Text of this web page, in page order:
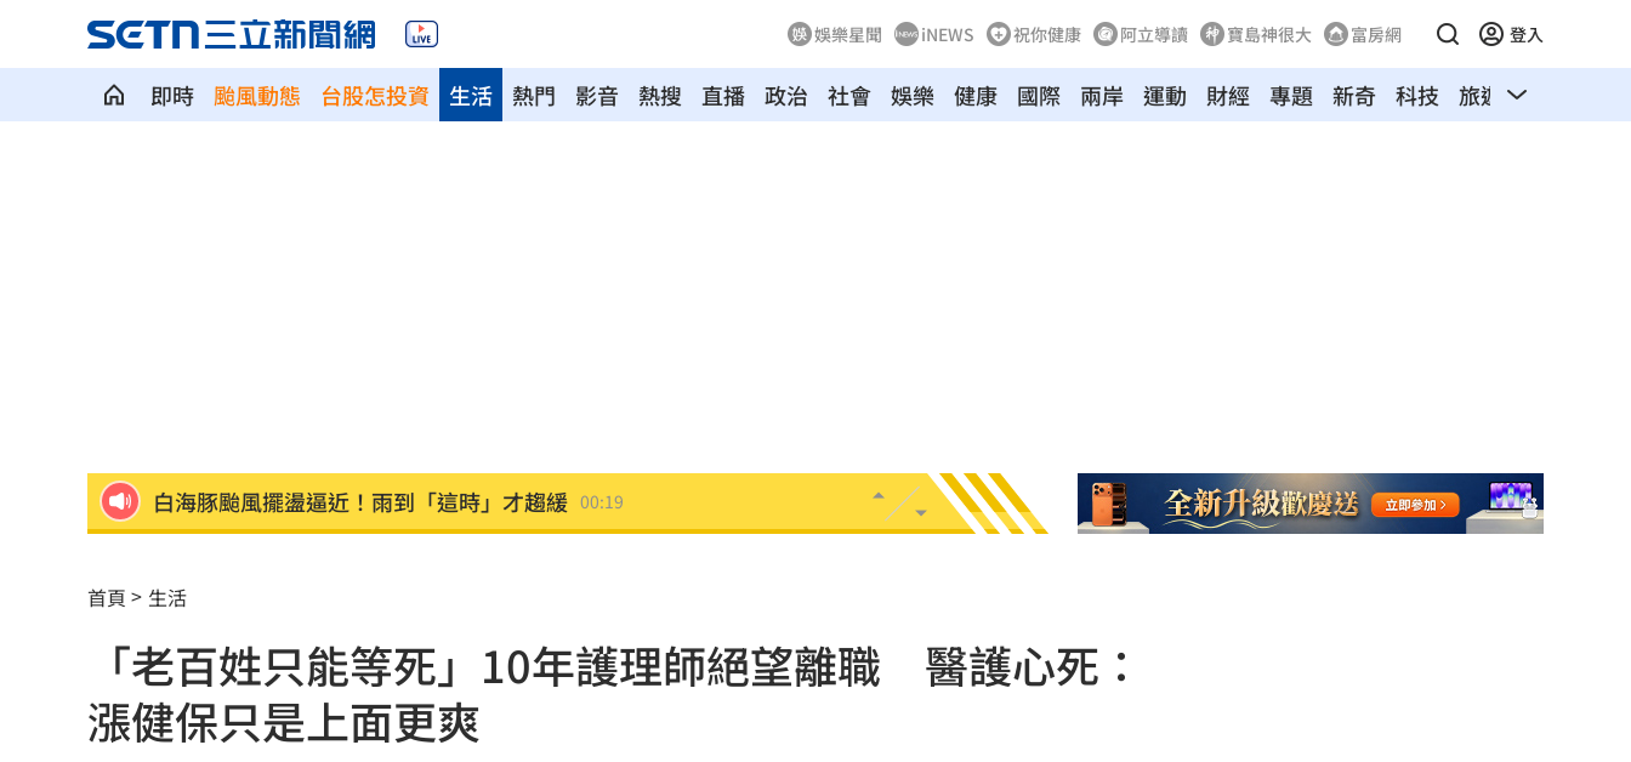
娛樂星聞 iNEWS 祝你健康 阿立導讀 寶島神很大 富房網 登入
即時 颱風動態 台股怎投資 熱門 影音 熱搜 直播 政治 社會 娛樂
生活 健康 國際 兩岸 運動 財經 專題 新奇 科技 旅遊 汽車
最遺憾童年記憶空白 禹菡：當年真不懂事 00:12
連續2場安打！ 林安可掃二壘打貢獻1打點
歐洲避暑天堂失守！地中海熱到像溫泉 23:53
3歲米格魯偷吃軟糖 被催吐後好有戲
首頁 生活
「老百姓只能等死」10年護理師絕望離職 醫護心死：
漲健保只是上面更爽